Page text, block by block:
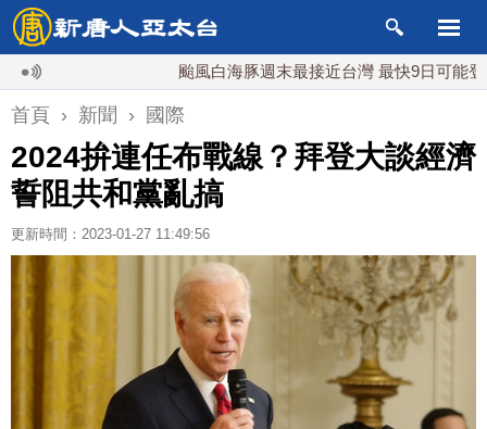
颱風白海豚週末最接近台灣 最快9日可能登陸中國
首頁 › 新聞 › 國際
2024拚連任布戰線？拜登大談經濟
誓阻共和黨亂搞
更新時間：2023-01-27 11:49:56